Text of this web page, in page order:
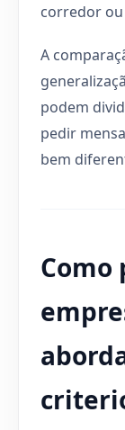
corredor
A
podem
pedir
bem
Como